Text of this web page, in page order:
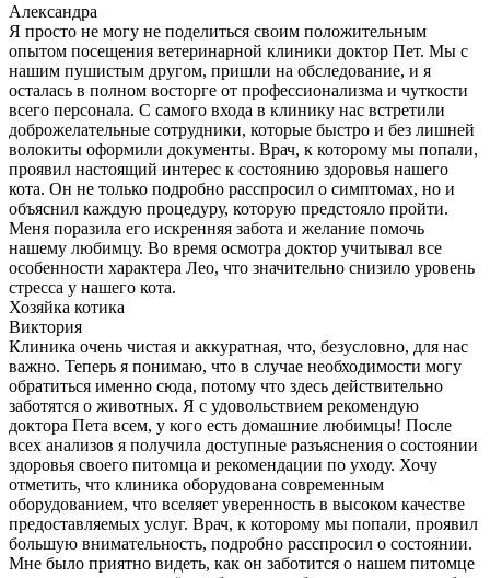
Александра
Я просто не могу не поделиться своим положительным
опытом посещения ветеринарной клиники доктор Пет. Мы с
нашим пушистым другом, пришли на обследование, и я
осталась в полном восторге от профессионализма и чуткости
всего персонала. С самого входа в клинику нас встретили
доброжелательные сотрудники, которые быстро и без лишней
волокиты оформили документы. Врач, к которому мы попали,
проявил настоящий интерес к состоянию здоровья нашего
кота. Он не только подробно расспросил о симптомах, но и
объяснил каждую процедуру, которую предстояло пройти.
Меня поразила его искренняя забота и желание помочь
нашему любимцу. Во время осмотра доктор учитывал все
особенности характера Лео, что значительно снизило уровень
стресса у нашего кота.
Хозяйка котика
Виктория
Клиника очень чистая и аккуратная, что, безусловно, для нас
важно. Теперь я понимаю, что в случае необходимости могу
обратиться именно сюда, потому что здесь действительно
заботятся о животных. Я с удовольствием рекомендую
доктора Пета всем, у кого есть домашние любимцы! После
всех анализов я получила доступные разъяснения о состоянии
здоровья своего питомца и рекомендации по уходу. Хочу
отметить, что клиника оборудована современным
оборудованием, что вселяет уверенность в высоком качестве
предоставляемых услуг. Врач, к которому мы попали, проявил
большую внимательность, подробно расспросил о состоянии.
Мне было приятно видеть, как он заботится о нашем питомце